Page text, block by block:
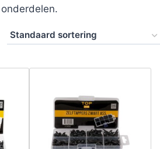
onderdelen.